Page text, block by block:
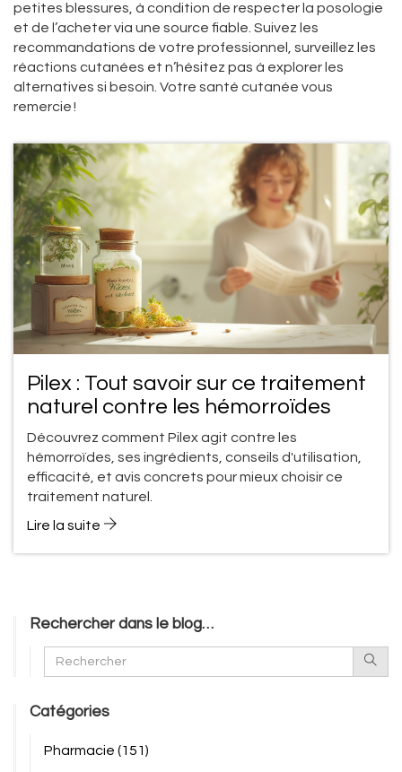
petites blessures, à condition de respecter la posologie
et de l’acheter via une source fiable. Suivez les
recommandations de votre professionnel, surveillez les
réactions cutanées et n’hésitez pas à explorer les
alternatives si besoin. Votre santé cutanée vous
remercie !
Pilex : Tout savoir sur ce traitement
naturel contre les hémorroïdes
Découvrez comment Pilex agit contre les
hémorroïdes, ses ingrédients, conseils d'utilisation,
efficacité, et avis concrets pour mieux choisir ce
traitement naturel.
Lire la suite
Rechercher dans le blog…
Catégories
Pharmacie (151)